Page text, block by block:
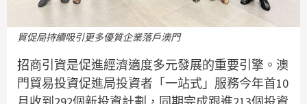
貿促局持續吸引更多優質企業落戶澳門
招商引資是促進經濟適度多元發展的重要引擎。澳
門貿易投資促進局投資者「一站式」服務今年首10